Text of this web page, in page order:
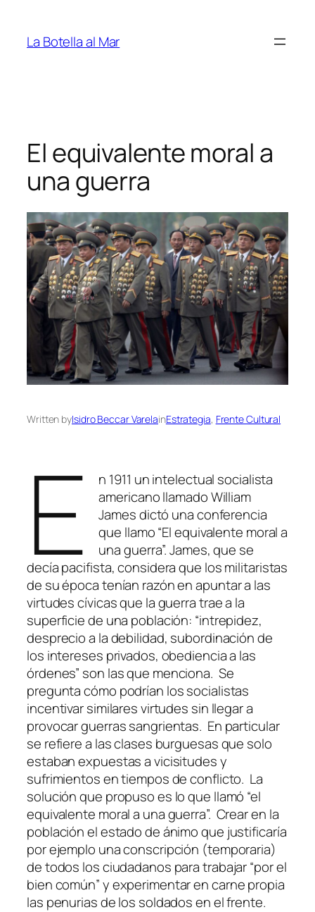
contenido
La Botella al Mar
El equivalente moral a
una guerra
Written byIsidro Beccar VarelainEstrategia, Frente Cultural
E
n 1911 un intelectual socialista
americano llamado William
James dictó una conferencia
que llamo “El equivalente moral a
una guerra”. James, que se
decía pacifista, considera que los militaristas
de su época tenían razón en apuntar a las
virtudes cívicas que la guerra trae a la
superficie de una población: “intrepidez,
desprecio a la debilidad, subordinación de
los intereses privados, obediencia a las
órdenes” son las que menciona. Se
pregunta cómo podrían los socialistas
incentivar similares virtudes sin llegar a
provocar guerras sangrientas. En particular
se refiere a las clases burguesas que solo
estaban expuestas a vicisitudes y
sufrimientos en tiempos de conflicto. La
solución que propuso es lo que llamó “el
equivalente moral a una guerra”. Crear en la
población el estado de ánimo que justificaría
por ejemplo una conscripción (temporaria)
de todos los ciudadanos para trabajar “por el
bien común” y experimentar en carne propia
las penurias de los soldados en el frente.